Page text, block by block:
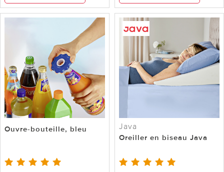
Ouvre-bouteille, bleu Java
Oreiller en biseau Java